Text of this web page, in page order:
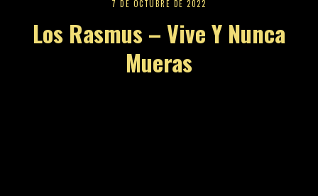
7 DE OCTUBRE DE 2022
Los Rasmus – Vive Y Nunca
Mueras